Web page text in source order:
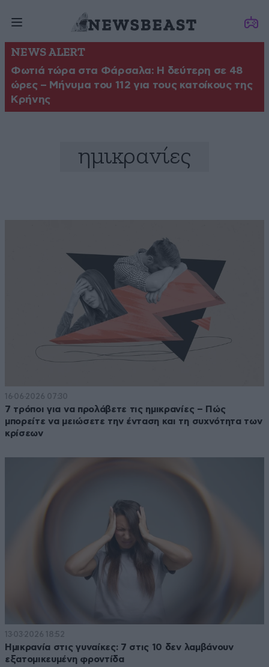
NEWS ALERT
Φωτιά τώρα στα Φάρσαλα: Η δεύτερη σε 48
ώρες – Μήνυμα του 112 για τους κατοίκους της
Κρήνης
ημικρανίες
16·06·2026 07:30
7 τρόποι για να προλάβετε τις ημικρανίες – Πώς
μπορείτε να μειώσετε την ένταση και τη συχνότητα των
κρίσεων
13·03·2026 18:52
Ημικρανία στις γυναίκες: 7 στις 10 δεν λαμβάνουν
εξατομικευμένη φροντίδα